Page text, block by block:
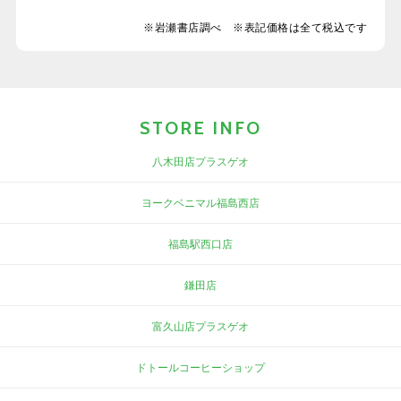
※岩瀬書店調べ ※表記価格は全て税込です
STORE INFO
八木田店プラスゲオ
ヨークベニマル福島西店
福島駅西口店
鎌田店
富久山店プラスゲオ
ドトールコーヒーショップ